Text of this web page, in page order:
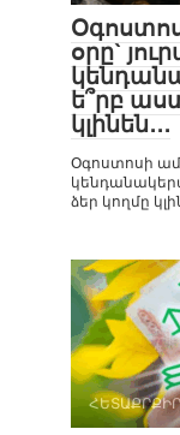
օրը`
ե՞րբ
կլինեն․․․
Օգոստոսի
ձեր կողմը